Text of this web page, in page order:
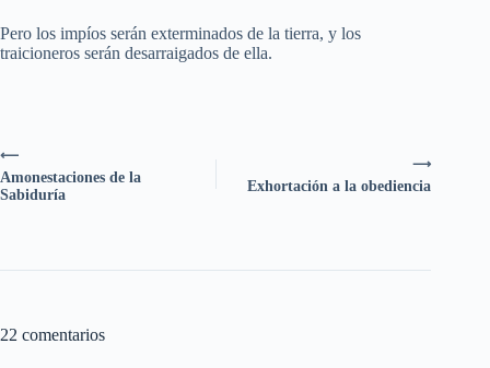
Pero los impíos serán exterminados de la tierra, y los
traicioneros serán desarraigados de ella.
⟶
Exhortación a la obediencia
⟵
Amonestaciones de la
Sabiduría
22 comentarios